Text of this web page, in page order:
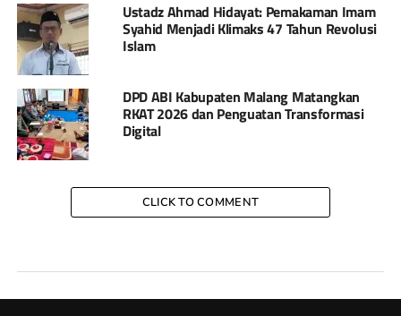
Ustadz Ahmad Hidayat: Pemakaman Imam
Syahid Menjadi Klimaks 47 Tahun Revolusi
Islam
DPD ABI Kabupaten Malang Matangkan
RKAT 2026 dan Penguatan Transformasi
Digital
CLICK TO COMMENT